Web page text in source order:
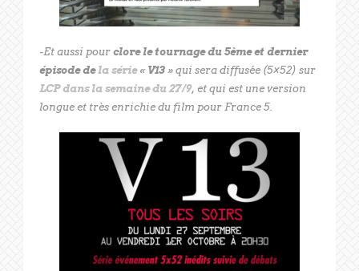
-Et aussi pour clore le tournage du 5ème et dernier
épisode de la série« V13 » qui sera diffusée (5×52) sur
LCP dans la semaine du 27/9, et qui est une version
longue et très enrichie du film pour France 5.